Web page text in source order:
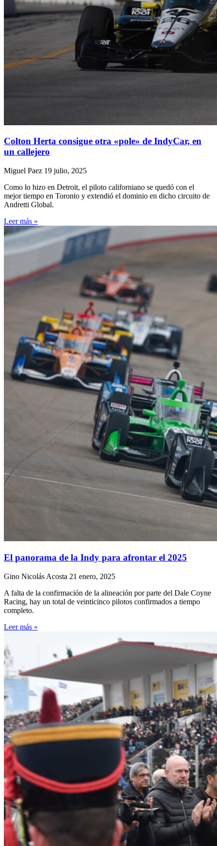
Colton Herta consigue otra «pole» de IndyCar, en
un callejero
Miguel Paez 19 julio, 2025
Como lo hizo en Detroit, el piloto californiano se quedó con el
mejor tiempo en Toronto y extendió el dominio en dicho circuito de
Andretti Global.
Leer más »
El panorama de la Indy para afrontar el 2025
Gino Nicolás Acosta 21 enero, 2025
A falta de la confirmación de la alineación por parte del Dale Coyne
Racing, hay un total de veinticinco pilotos confirmados a tiempo
completo.
Leer más »